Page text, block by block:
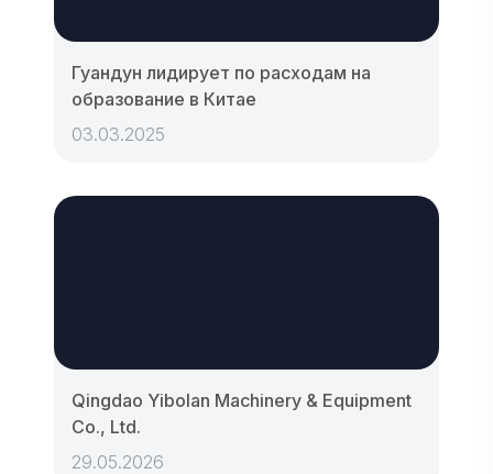
Гуандун лидирует по расходам на
образование в Китае
03.03.2025
Qingdao Yibolan Machinery & Equipment
Co., Ltd.
29.05.2026